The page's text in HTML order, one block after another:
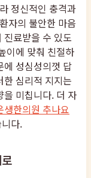
정신적인 충격과
자의 불안한 마음
진료받을 수 있도
이에 맞춰 친절하
에 성심성의껏 답
한 심리적 지지는
을 미칩니다. 더 자
한의원 추나요
다.